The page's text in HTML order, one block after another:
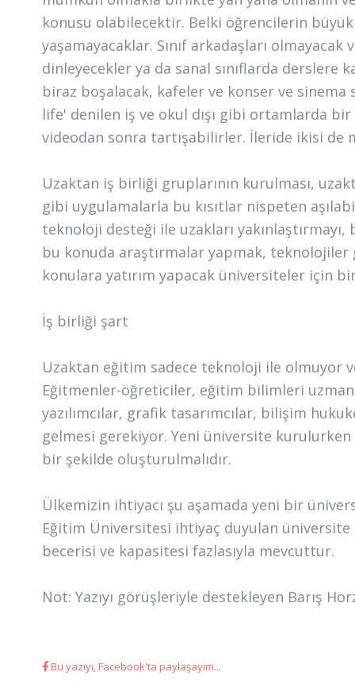
konusu olabilecektir. Belki öğrencilerin
yaşamayacaklar. Sınıf arkadaşları
dinleyecekler ya da sanal sınıflarda derslere
biraz boşalacak, kafeler ve konser ve
life' denilen iş ve okul dışı gibi ortamlarda
videodan sonra tartışabilirler. İleride ikisi de
Uzaktan iş birliği gruplarının kurulması,
gibi uygulamalarla bu kısıtlar nispeten
teknoloji desteği ile uzakları
bu konuda araştırmalar yapmak,
konulara yatırım yapacak üniversiteler için
İş birliği şart
Uzaktan eğitim sadece teknoloji ile olmuyor
Eğitmenler-öğreticiler, eğitim bilimleri
yazılımcılar, grafik tasarımcılar, bilişim
gelmesi gerekiyor. Yeni üniversite
bir şekilde oluşturulmalıdır.
Ülkemizin ihtiyacı şu aşamada yeni bir
Eğitim Üniversitesi ihtiyaç duyulan
becerisi ve kapasitesi fazlasıyla mevcuttur.
Not: Yazıyı görüşleriyle destekleyen Barış
Bu yazıyı, Facebook'ta paylaşayım...